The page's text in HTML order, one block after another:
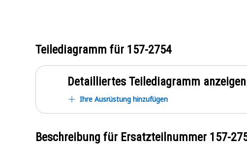
Teilediagramm für 157-2754
Detailliertes Teilediagramm anzeigen
Ihre Ausrüstung hinzufügen
Beschreibung für Ersatzteilnummer 157-